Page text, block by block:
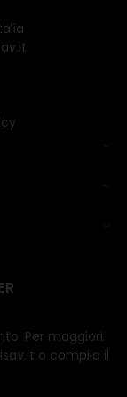
Per maggiori
o compila il